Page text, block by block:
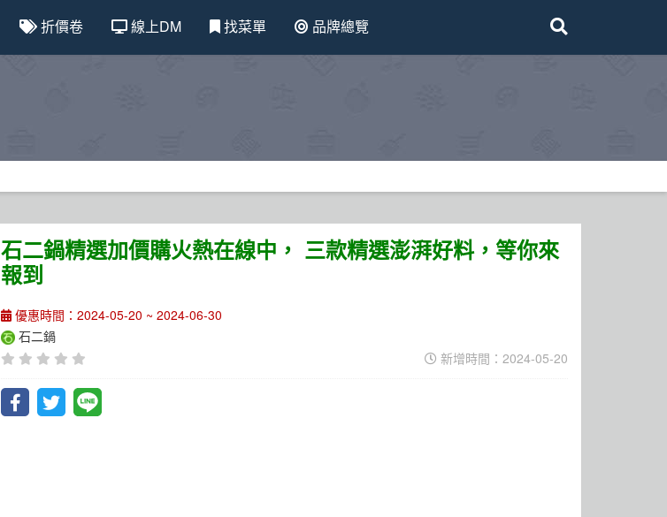
折價卷 線上DM 找菜單 品牌總覽
石二鍋精選加價購火熱在線中， 三款精選澎湃好料，等你來
報到
優惠時間：2024-05-20 ~ 2024-06-30
石二鍋
新增時間：2024-05-20